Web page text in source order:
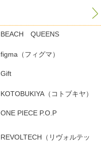
BEACH QUEENS
figma（フィグマ）
Gift
KOTOBUKIYA（コトブキヤ）
ONE PIECE P.O.P
REVOLTECH（リヴォルテッ